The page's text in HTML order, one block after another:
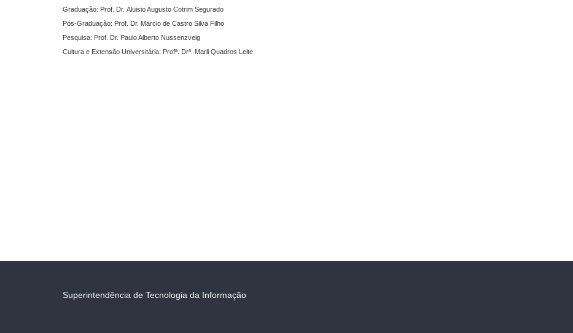
Graduação: Prof. Dr. Aluisio Augusto Cotrim Segurado
Pós-Graduação: Prof. Dr. Marcio de Castro Silva Filho
Pesquisa: Prof. Dr. Paulo Alberto Nussenzveig
Cultura e Extensão Universitária: Profª. Drª. Marli Quadros Leite
Superintendência de Tecnologia da Informação